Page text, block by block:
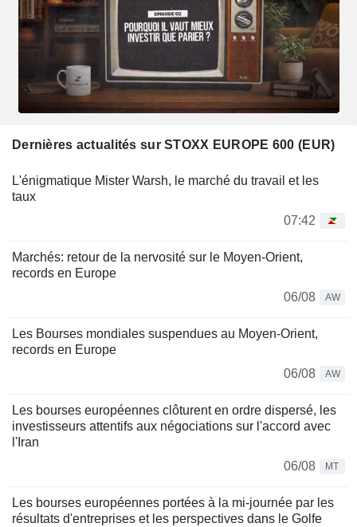
Dernières actualités sur STOXX EUROPE 600 (EUR)
L'énigmatique Mister Warsh, le marché du travail et les
taux
07:42
Marchés: retour de la nervosité sur le Moyen-Orient,
records en Europe
06/08
AW
Les Bourses mondiales suspendues au Moyen-Orient,
records en Europe
06/08
AW
Les bourses européennes clôturent en ordre dispersé, les
investisseurs attentifs aux négociations sur l'accord avec
l'Iran
06/08
MT
Les bourses européennes portées à la mi-journée par les
résultats d'entreprises et les perspectives dans le Golfe